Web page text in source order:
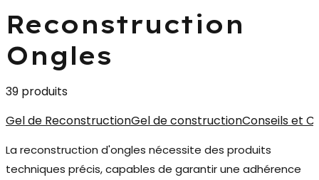
Reconstruction
Ongles
39 produits
Gel de ReconstructionGel de constructionConseils et
La reconstruction d'ongles nécessite des produits
techniques précis, capables de garantir une adhérence